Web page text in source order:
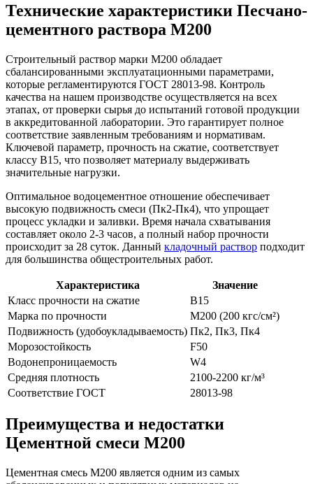
Технические характеристики Песчано-
цементного раствора М200
Строительный раствор марки М200 обладает
сбалансированными эксплуатационными параметрами,
которые регламентируются ГОСТ 28013-98. Контроль
качества на нашем производстве осуществляется на всех
этапах, от проверки сырья до испытаний готовой продукции
в аккредитованной лаборатории. Это гарантирует полное
соответствие заявленным требованиям и нормативам.
Ключевой параметр, прочность на сжатие, соответствует
классу B15, что позволяет материалу выдерживать
значительные нагрузки.
Оптимальное водоцементное отношение обеспечивает
высокую подвижность смеси (Пк2-Пк4), что упрощает
процесс укладки и заливки. Время начала схватывания
составляет около 2-3 часов, а полный набор прочности
происходит за 28 суток. Данный кладочный раствор подходит
для большинства общестроительных работ.
Характеристика
Значение
Класс прочности на сжатие
B15
Марка по прочности
М200 (200 кгс/см²)
Подвижность (удобоукладываемость) Пк2, Пк3, Пк4
Морозостойкость
F50
Водонепроницаемость
W4
Средняя плотность
2100-2200 кг/м³
Соответствие ГОСТ
28013-98
Преимущества и недостатки
Цементной смеси М200
Цементная смесь М200 является одним из самых